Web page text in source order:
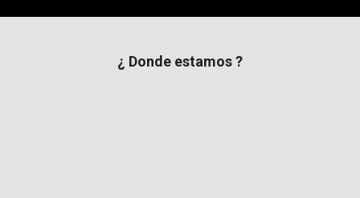
¿ Donde estamos ?